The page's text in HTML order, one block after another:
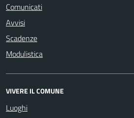
Comunicati
Avvisi
Scadenze
Modulistica
VIVERE IL COMUNE
Luoghi